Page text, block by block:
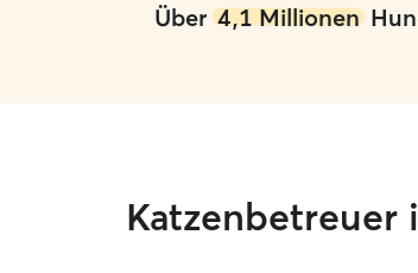
Über 4,1 Millionen
Katzenbetreuer